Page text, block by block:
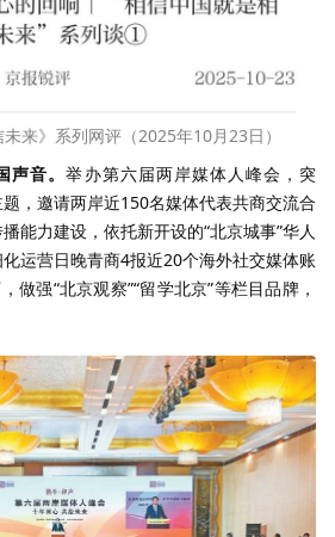
未来》系列网评（2025年10月23日）
声音。举办第六届两岸媒体人峰会，突
题，邀请两岸近150名媒体代表共商交流合
能力建设，依托新开设的“北京城事”华人
运营日晚青商4报近20个海外社交媒体账
做强“北京观察”“留学北京”等栏目品牌，